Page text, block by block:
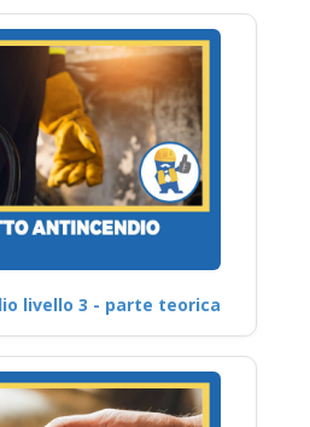
livello 3 - parte teorica